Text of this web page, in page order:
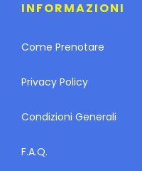
INFORMAZIONI
Come Prenotare
Privacy Policy
Condizioni Generali
F.A.Q.